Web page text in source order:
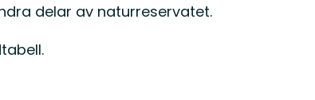
delar av naturreservatet.